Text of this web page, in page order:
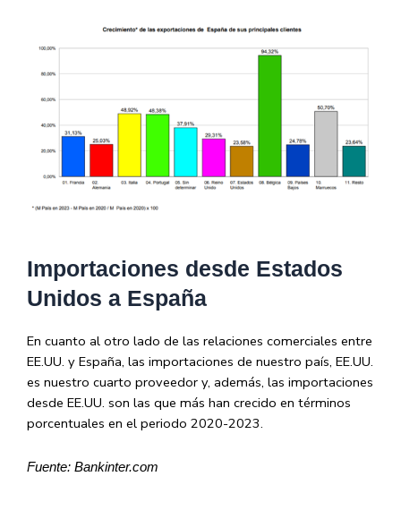
Importaciones desde Estados
Unidos a España
En cuanto al otro lado de las relaciones comerciales entre
EE.UU. y España, las importaciones de nuestro país, EE.UU.
es nuestro cuarto proveedor y, además, las importaciones
desde EE.UU. son las que más han crecido en términos
porcentuales en el periodo 2020-2023.
Fuente: Bankinter.com